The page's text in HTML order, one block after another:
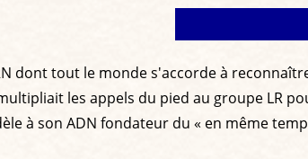
dont tout le monde s'accorde à
les appels du pied au groupe LR
à son ADN fondateur du « en même